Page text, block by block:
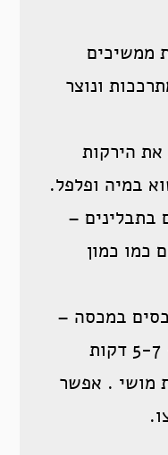
ממשיכים
ונוצר
את הירקות
במיה ופלפל.
בתבלינים –
כמו כמון
במכסה –
מושי . אפשר